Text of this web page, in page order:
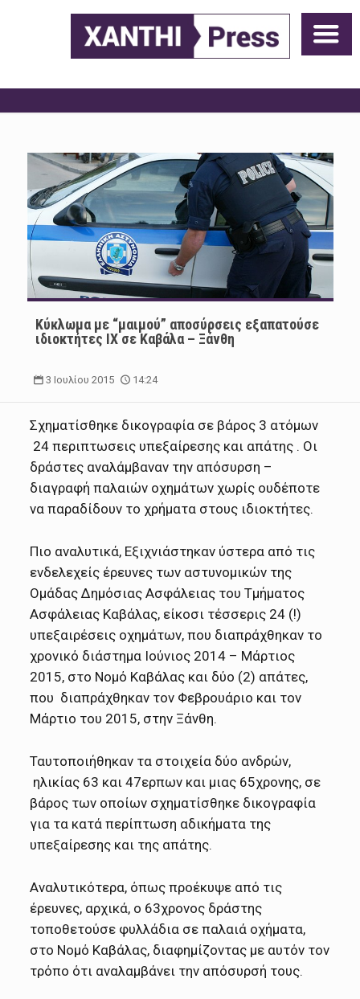
Κύκλωμα με “μαιμού” αποσύρσεις εξαπατούσε
ιδιοκτήτες ΙΧ σε Καβάλα – Ξάνθη
3 Ιουλίου 2015 14:24
Σχηματίσθηκε δικογραφία σε βάρος 3 ατόμων
24 περιπτωσεις υπεξαίρεσης και απάτης . Οι
δράστες αναλάμβαναν την απόσυρση –
διαγραφή παλαιών οχημάτων χωρίς ουδέποτε
να παραδίδουν το χρήματα στους ιδιοκτήτες.
Πιο αναλυτικά, Εξιχνιάστηκαν ύστερα από τις
ενδελεχείς έρευνες των αστυνομικών της
Ομάδας Δημόσιας Ασφάλειας του Τμήματος
Ασφάλειας Καβάλας, είκοσι τέσσερις 24 (!)
υπεξαιρέσεις οχημάτων, που διαπράχθηκαν το
χρονικό διάστημα Ιούνιος 2014 – Μάρτιος
2015, στο Νομό Καβάλας και δύο (2) απάτες,
που διαπράχθηκαν τον Φεβρουάριο και τον
Μάρτιο του 2015, στην Ξάνθη.
Ταυτοποιήθηκαν τα στοιχεία δύο ανδρών,
ηλικίας 63 και 47ερπων και μιας 65χρονης, σε
βάρος των οποίων σχηματίσθηκε δικογραφία
για τα κατά περίπτωση αδικήματα της
υπεξαίρεσης και της απάτης.
Αναλυτικότερα, όπως προέκυψε από τις
έρευνες, αρχικά, ο 63χρονος δράστης
τοποθετούσε φυλλάδια σε παλαιά οχήματα,
στο Νομό Καβάλας, διαφημίζοντας με αυτόν τον
τρόπο ότι αναλαμβάνει την απόσυρσή τους.